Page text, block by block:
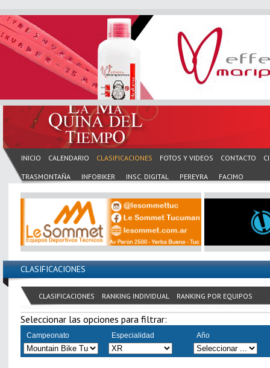
INICIO CALENDARIO CLASIFICACIONES FOTOS Y VIDEOS CONTACTO
TRASMONTAÑA INFOBIKER INSC. DIGITAL PEREYRA FACIMO
CLASIFICACIONES
CLASIFICACIONES RANKING INDIVIDUAL RANKING POR EQUIPOS
Seleccionar las opciones para filtrar:
Campeonato Especialidad Año